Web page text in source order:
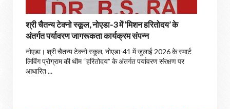
श्री चैतन्य टेक्नो स्कूल, नोएडा-3 में ‘मिशन हरितोदय’ के
अंतर्गत पर्यावरण जागरूकता कार्यक्रम संपन्न
नोएडा। श्री चैतन्य टेक्नो स्कूल, नोएडा-41 में जुलाई 2026 के स्मार्ट
लिविंग प्रोग्राम की थीम “हरितोदय” के अंतर्गत पर्यावरण संरक्षण पर
आधारित ...